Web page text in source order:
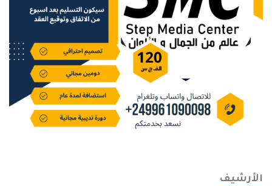
الأرشيف